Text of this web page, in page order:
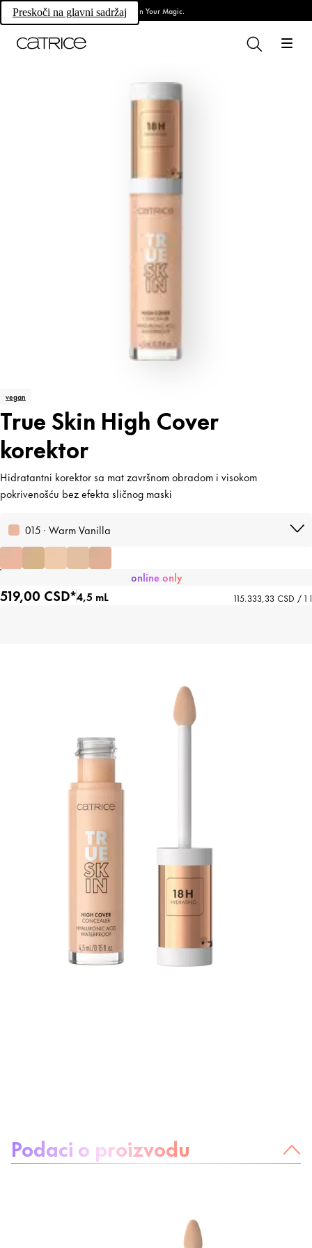
Preskoči na glavni sadržaj Own Your Magic.
vegan
True Skin High Cover
korektor
Hidratantni korektor sa mat završnom obradom i visokom
pokrivenošću bez efekta sličnog maski
015 · Warm Vanilla
online only
519,00 CSD*4,5 mL 115.333,33 CSD / 1 l
Podaci o proizvodu